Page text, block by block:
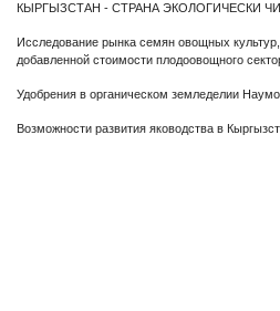
КЫРГЫЗСТАН - СТРАНА ЭКОЛОГИЧЕСКИ
Исследование рынка семян овощных
добавленной стоимости плодоовощного
Удобрения в органическом земледелии
Возможности развития яководства в